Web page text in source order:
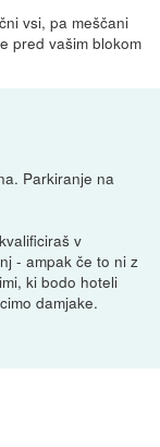
vsi, pa meščani
pred vašim blokom
Parkiranje na
v
- ampak če to ni z
ki bodo hoteli
damjake.